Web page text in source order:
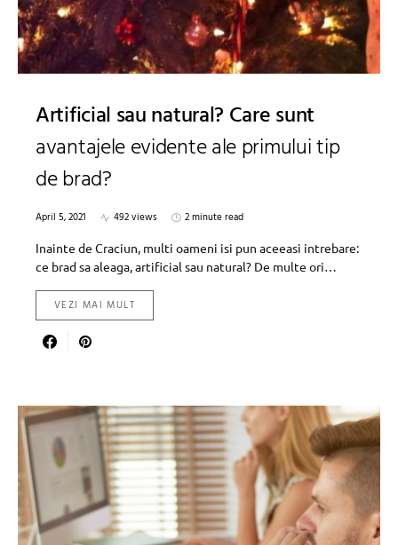
Artificial sau natural? Care sunt
avantajele evidente ale primului tip
de brad?
April 5, 2021 492 views
2 minute read
Inainte de Craciun, multi oameni isi pun aceeasi intrebare:
ce brad sa aleaga, artificial sau natural? De multe ori…
VEZI MAI MULT